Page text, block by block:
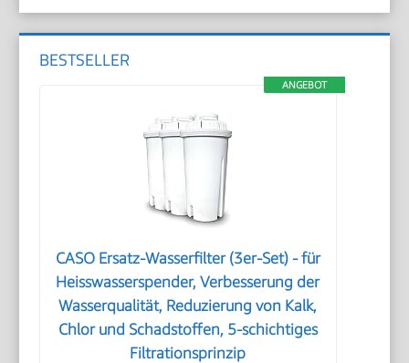
BESTSELLER
ANGEBOT
CASO Ersatz-Wasserfilter (3er-Set) - für
Heisswasserspender, Verbesserung der
Wasserqualität, Reduzierung von Kalk,
Chlor und Schadstoffen, 5-schichtiges
Filtrationsprinzip